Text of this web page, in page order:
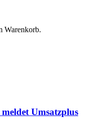
Warenkorb.
Umsatzplus